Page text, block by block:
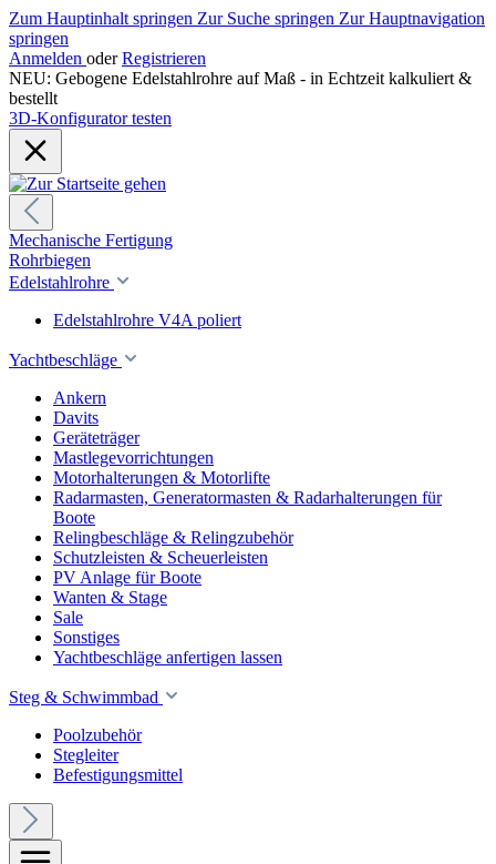
Zum Hauptinhalt springen Zur Suche springen Zur Hauptnavigation
springen
Anmelden oder Registrieren
NEU: Gebogene Edelstahlrohre auf Maß - in Echtzeit kalkuliert &
bestellt
3D-Konfigurator testen
Mechanische Fertigung
Rohrbiegen
Edelstahlrohre
Edelstahlrohre V4A poliert
Yachtbeschläge
Ankern
Davits
Geräteträger
Mastlegevorrichtungen
Motorhalterungen & Motorlifte
Radarmasten, Generatormasten & Radarhalterungen für
Boote
Relingbeschläge & Relingzubehör
Schutzleisten & Scheuerleisten
PV Anlage für Boote
Wanten & Stage
Sale
Sonstiges
Yachtbeschläge anfertigen lassen
Steg & Schwimmbad
Poolzubehör
Stegleiter
Befestigungsmittel